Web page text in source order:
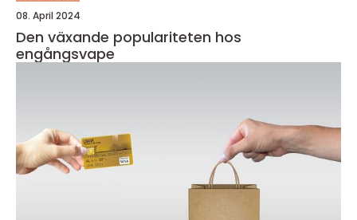
08. April 2024
Den växande populariteten hos
engångsvape